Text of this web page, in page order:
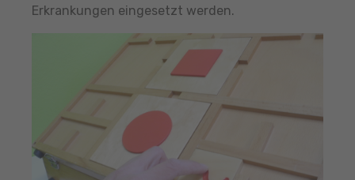
Erkrankungen eingesetzt werden.